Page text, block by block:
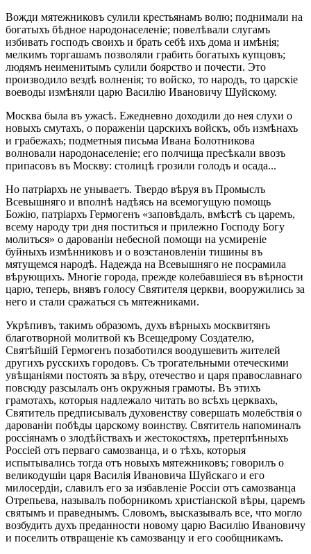
Вожди мятежниковъ сулили крестьянамъ волю; поднимали на
богатыхъ бѣдное народонаселеніе; повелѣвали слугамъ
избивать господъ своихъ и брать себѣ ихъ дома и имѣнія;
мелкимъ торгашамъ позволяли грабить богатыхъ купцовъ;
людямъ неименитымъ сулили боярство и почести. Это
производило вездѣ волненія; то войско, то народъ, то царскіе
воеводы измѣняли царю Василію Ивановичу Шуйскому.
Москва была въ ужасѣ. Ежедневно доходили до нея слухи о
новыхъ смутахъ, о пораженіи царскихъ войскъ, объ измѣнахъ
и грабежахъ; подметныя письма Ивана Болотникова
волновали народонаселеніе; его полчища пресѣкали ввозъ
припасовъ въ Москву: столицѣ грозили голодъ и осада...
Но патріархъ не унываетъ. Твердо вѣруя въ Промыслъ
Всевышняго и вполнѣ надѣясь на всемогущую помощь
Божію, патріархъ Гермогенъ «заповѣдалъ, вмѣстѣ съ царемъ,
всему народу три дня поститься и прилежно Господу Богу
молиться» о дарованіи небесной помощи на усмиреніе
буйныхъ измѣнниковъ и о возстановленіи тишины въ
мятущемся народѣ. Надежда на Всевышняго не посрамила
вѣрующихъ. Многіе города, прежде колебавшіеся въ вѣрности
царю, теперь, внявъ голосу Святителя церкви, вооружились за
него и стали сражаться съ мятежниками.
Укрѣпивъ, такимъ образомъ, духъ вѣрныхъ москвитянъ
благотворной молитвой къ Всещедрому Создателю,
Святѣйшій Гермогенъ позаботился воодушевить жителей
другихъ русскихъ городовъ. Съ трогательными отеческими
увѣщаніями постоять за вѣру, отечество и царя православнаго
повсюду разсылалъ онъ окружныя грамоты. Въ этихъ
грамотахъ, которыя надлежало читать во всѣхъ церквахъ,
Святитель предписывалъ духовенству совершать молебствія о
дарованіи побѣды царскому воинству. Святитель напоминалъ
россіянамъ о злодѣйствахъ и жестокостяхъ, претерпѣнныхъ
Россіей отъ перваго самозванца, и о тѣхъ, которыя
испытывались тогда отъ новыхъ мятежниковъ; говорилъ о
великодушіи царя Василія Ивановича Шуйскаго и его
милосердіи, славилъ его за избавленіе Россіи отъ самозванца
Отрепьева, называлъ поборникомъ христіанской вѣры, царемъ
святымъ и праведнымъ. Словомъ, высказывалъ все, что могло
возбудить духъ преданности новому царю Василію Ивановичу
и поселить отвращеніе къ самозванцу и его сообщникамъ.